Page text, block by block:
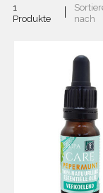
1
Produkte
nach